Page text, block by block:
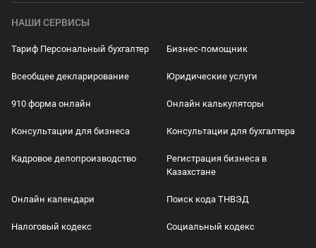
НАШИ СЕРВИСЫ
Тариф Персональный бухгалтер Бизнес-помощник
Всеобщее декларирование Юридические услуги
910 форма онлайн Онлайн калькуляторы
Консультации для бизнеса Консультации для бухгалтера
Кадровое делопроизводство
Регистрация бизнеса в
Казахстане
Онлайн календари Поиск кода ТНВЭД
Налоговый кодекс Социальный кодекс